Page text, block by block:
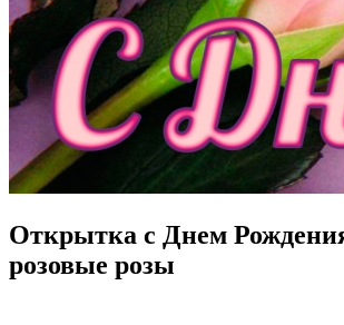
Открытка с Днем
розовые розы